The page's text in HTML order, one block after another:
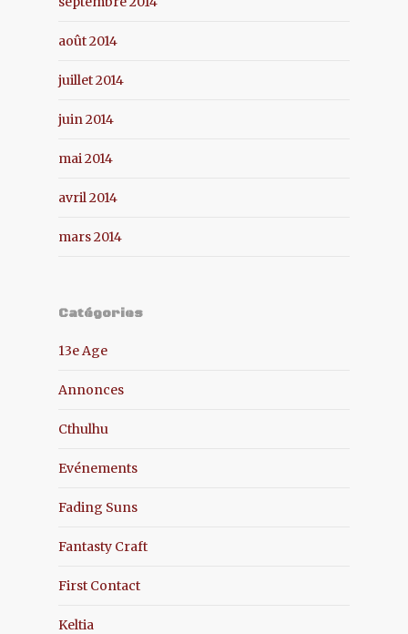
août 2014
juillet 2014
juin 2014
mai 2014
avril 2014
mars 2014
Catégories
13e Age
Annonces
Cthulhu
Evénements
Fading Suns
Fantasty Craft
First Contact
Keltia